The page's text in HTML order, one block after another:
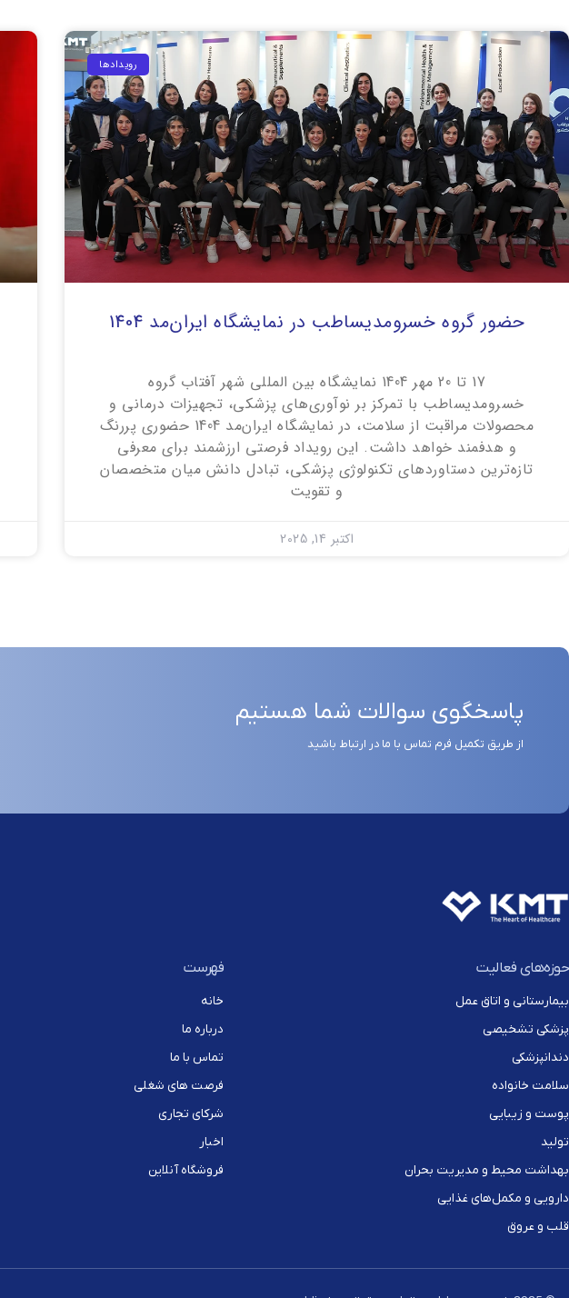
رویداد‌ها
حضور گروه خسرومدیساطب در نمایشگاه ایران‌مد 1404
17 تا 20 مهر 1404 نمایشگاه بین المللی شهر آفتاب گروه
خسرومدیساطب با تمرکز بر نوآوری‌های پزشکی، تجهیزات درمانی و
محصولات مراقبت از سلامت، در نمایشگاه ایران‌مد 1404 حضوری پررنگ
و هدفمند خواهد داشت. این رویداد فرصتی ارزشمند برای معرفی
تازه‌ترین دستاوردهای تکنولوژی پزشکی، تبادل دانش میان متخصصان
و تقویت
اکتبر 14, 2025
پاسخگوی سوالات شما هستیم
از طریق تکمیل فرم تماس با ما در ارتباط باشید
حوزه‌های فعالیت
بیمارستانی و اتاق عمل
پزشکی تشخیصی
دندانپزشکی
سلامت خانواده
پوست و زیبایی
تولید
بهداشت محیط و مدیریت بحران
دارویی و مکمل‌های غذایی
قلب و عروق
فهرست
خانه
درباره ما
تماس با ما
فرصت های شغلی
شرکای تجاری
اخبار
فروشگاه آنلاین